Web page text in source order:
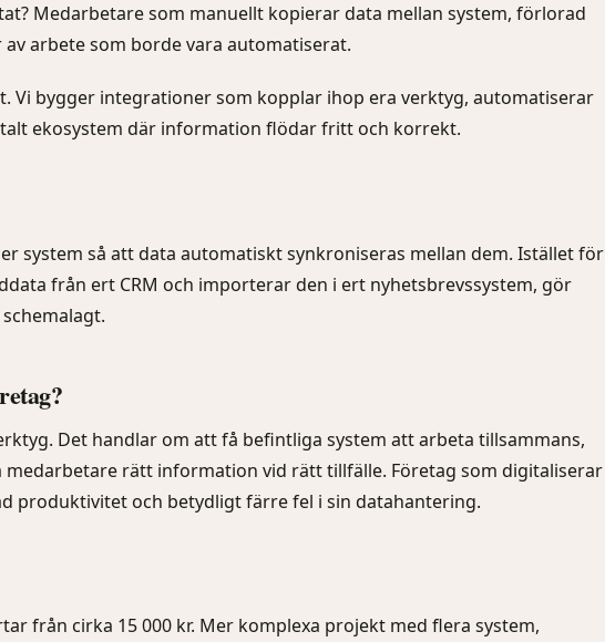
Medarbetare som manuellt kopierar data mellan system, förlorad
arbete som borde vara automatiserat.
Vi bygger integrationer som kopplar ihop era verktyg, automatiserar
ekosystem där information flödar fritt och korrekt.
system så att data automatiskt synkroniseras mellan dem. Istället för
från ert CRM och importerar den i ert nyhetsbrevssystem, gör
Det handlar om att få befintliga system att arbeta tillsammans,
rätt information vid rätt tillfälle. Företag som digitaliserar
produktivitet och betydligt färre fel i sin datahantering.
från cirka 15 000 kr. Mer komplexa projekt med flera system,